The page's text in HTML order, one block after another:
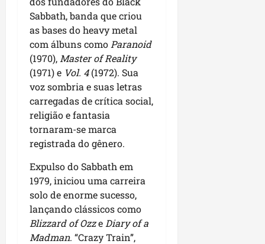
Sabbath, banda que criou
as bases do heavy metal
com álbuns como Paranoid
(1970), Master of Reality
(1971) e Vol. 4(1972). Sua
voz sombria e suas letras
carregadas de crítica social,
religião e fantasia
tornaram-se marca
registrada do gênero.
Expulso do Sabbath em
1979, iniciou uma carreira
solo de enorme sucesso,
lançando clássicos como
Blizzard of Ozze Diary of a
Madman. “Crazy Train”,